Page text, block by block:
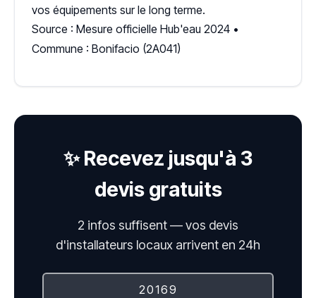
vos équipements sur le long terme.
Source : Mesure officielle Hub'eau 2024 •
Commune : Bonifacio (2A041)
✨ Recevez jusqu'à 3
devis gratuits
2 infos suffisent — vos devis
d'installateurs locaux arrivent en 24h